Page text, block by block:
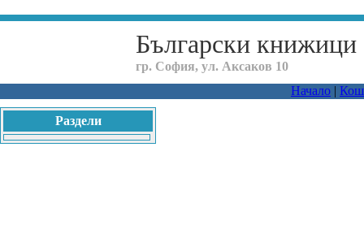
Български книжици
гр. София, ул. Аксаков 10
Начало |
Раздели